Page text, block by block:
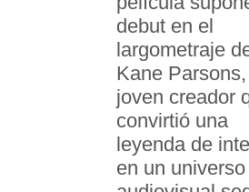
debut en el
largometraje
Kane Parsons,
joven creador
convirtió una
leyenda de
en un universo